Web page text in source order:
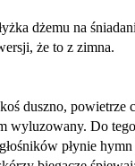
dżemu na
że to z zimna.
duszno,
wyluzowany. Do
płynie